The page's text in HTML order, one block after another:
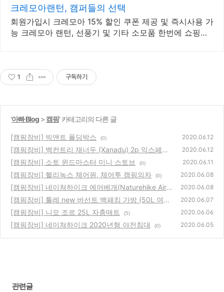
크레모아랜턴, 캠퍼들의 선택
회원가입시 크레모아 15% 할인 쿠폰 제공 및 즉시사용 가
능 크레모아 랜턴, 선풍기 및 기타 소모품 한번에 쇼핑하
1 구독하기
'아빠 Blog > 캠핑' 카테고리의 다른 글
[캠핑장비] 빅앤트 폴딩박스 (0) 2020.06.12
[캠핑장비] 백컨트리 재너두 (Xanadu) 2p 익스페디
션
(0)
2020.06.12
[캠핑장비] 소토 윈드마스터 미니 스토브 (0) 2020.06.11
[캠핑장비] 헬리녹스 체어원, 체어투 캠핑의자 (0) 2020.06.08
[캠핑장비] 네이쳐하이크 에어베개(Naturehike Air P
illow)
(0)
2020.06.08
[캠핑장비] 툴레 new 버선트 백패킹 가방 (50L 여성
형, 아스팔트 색상)
(0)
2020.06.07
[캠핑장비] 니모 조르 25L 자충매트 (5) 2020.06.06
[캠핑장비] 네이쳐하이크 2020년형 야전침대 (0) 2020.06.05
관련글